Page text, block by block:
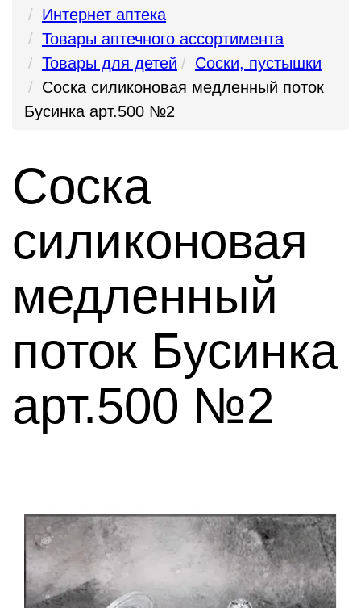
Интернет аптека
Товары аптечного ассортимента
Товары для детей
Соски, пустышки
Соска силиконовая медленный поток
Бусинка арт.500 №2
Соска
силиконовая
медленный
поток Бусинка
арт.500 №2